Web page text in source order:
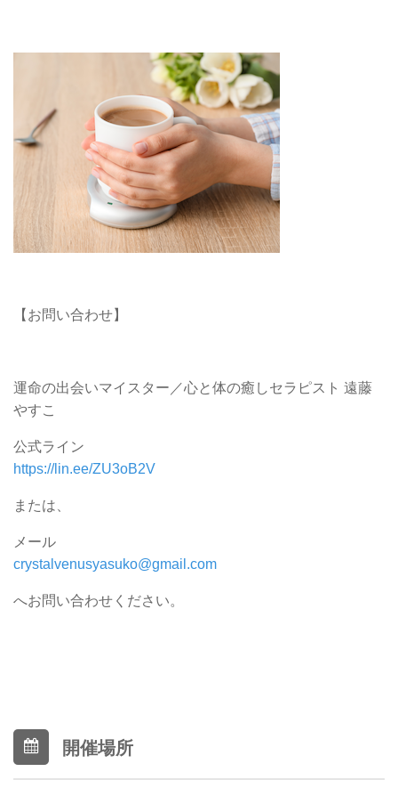
【お問い合わせ】
運命の出会いマイスター／心と体の癒しセラピスト 遠藤
やすこ
公式ライン
https://lin.ee/ZU3oB2V
または、
メール
crystalvenusyasuko@gmail.com
へお問い合わせください。
開催場所